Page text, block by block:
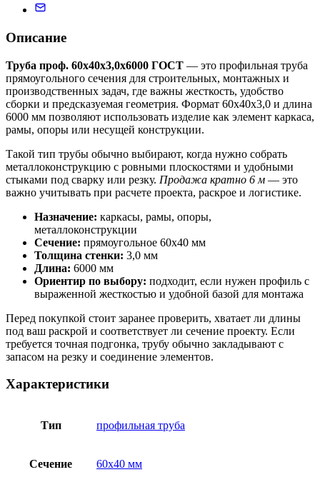
Описание
Труба проф. 60х40х3,0х6000 ГОСТ — это профильная труба
прямоугольного сечения для строительных, монтажных и
производственных задач, где важны жесткость, удобство
сборки и предсказуемая геометрия. Формат 60х40х3,0 и длина
6000 мм позволяют использовать изделие как элемент каркаса,
рамы, опоры или несущей конструкции.
Такой тип трубы обычно выбирают, когда нужно собрать
металлоконструкцию с ровными плоскостями и удобными
стыками под сварку или резку. Продажа кратно 6 м — это
важно учитывать при расчете проекта, раскрое и логистике.
Назначение: каркасы, рамы, опоры,
металлоконструкции
Сечение: прямоугольное 60х40 мм
Толщина стенки: 3,0 мм
Длина: 6000 мм
Ориентир по выбору: подходит, если нужен профиль с
выраженной жесткостью и удобной базой для монтажа
Перед покупкой стоит заранее проверить, хватает ли длины
под ваш раскрой и соответствует ли сечение проекту. Если
требуется точная подгонка, трубу обычно закладывают с
запасом на резку и соединение элементов.
Характеристики
Тип профильная труба
Сечение 60х40 мм